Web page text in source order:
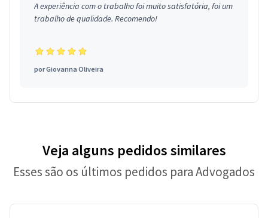
A experiência com o trabalho foi muito satisfatória, foi um
trabalho de qualidade. Recomendo!
porGiovanna Oliveira
Veja alguns pedidos similares
Esses são os últimos pedidos para Advogados